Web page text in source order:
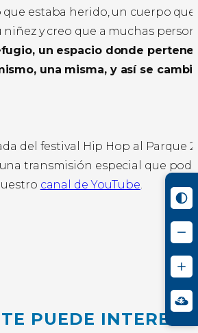
estaba herido, un cuerpo
y creo que a muchas
un espacio donde
una misma, y así se
del festival Hip Hop al Parque
transmisión especial que
canal de YouTube.
PUEDE